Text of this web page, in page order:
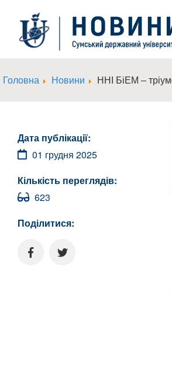
Головна Новини ННІ БіЕМ ‒
Дата публікації:
01 грудня 2025
Кількість переглядів:
623
Поділитися: